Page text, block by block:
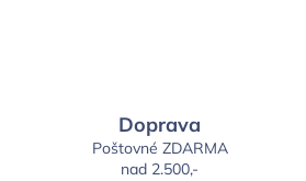
Doprava
Poštovné ZDARMA
nad 2.500,-